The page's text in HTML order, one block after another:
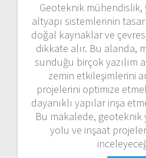
Geoteknik mühendislik,
altyapı sistemlerinin
doğal kaynaklar ve
dikkate alır. Bu alanda,
sunduğu birçok yazılım
zemin etkileşimlerini
projelerini optimize
dayanıklı yapılar inşa
Bu makalede, geoteknik
yolu ve inşaat